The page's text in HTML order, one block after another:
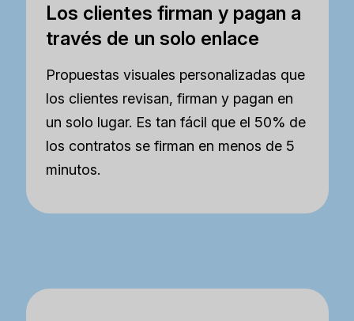
Los clientes firman y pagan a
través de un solo enlace
Propuestas visuales personalizadas que
los clientes revisan, firman y pagan en
un solo lugar. Es tan fácil que el 50% de
los contratos se firman en menos de 5
minutos.